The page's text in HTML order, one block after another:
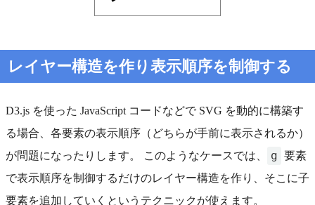
レイヤー構造を作り表示順序を制御する
D3.js を使った JavaScript コードなどで SVG を動的に構築す
る場合、各要素の表示順序（どちらが手前に表示されるか）
が問題になったりします。 このようなケースでは、
g 要素
で表示順序を制御するだけのレイヤー構造を作り、そこに子
要素を追加していくというテクニックが使えます。